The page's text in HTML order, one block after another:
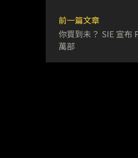
前一篇文章
你買到未？ SIE 宣
萬部